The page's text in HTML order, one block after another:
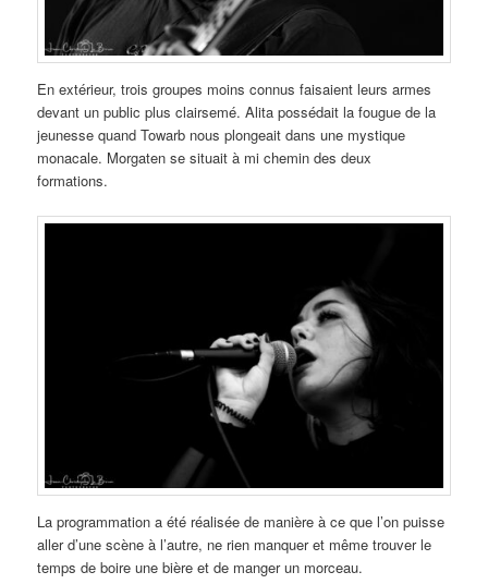
En extérieur, trois groupes moins connus faisaient leurs armes
devant un public plus clairsemé. Alita possédait la fougue de la
jeunesse quand Towarb nous plongeait dans une mystique
monacale. Morgaten se situait à mi chemin des deux
formations.
La programmation a été réalisée de manière à ce que l’on puisse
aller d’une scène à l’autre, ne rien manquer et même trouver le
temps de boire une bière et de manger un morceau.